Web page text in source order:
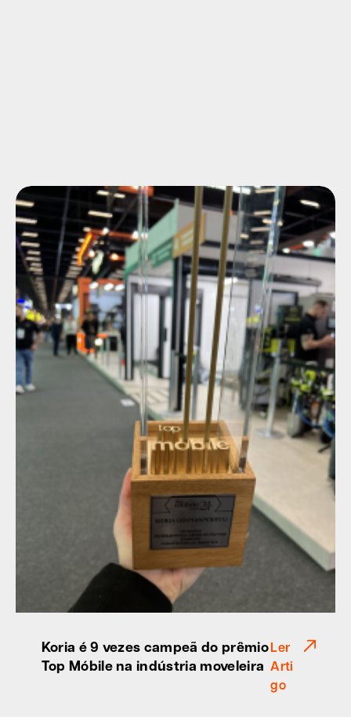
Koria é 9 vezes campeã do prêmio
Top Móbile na indústria moveleira
Ler
Arti
go